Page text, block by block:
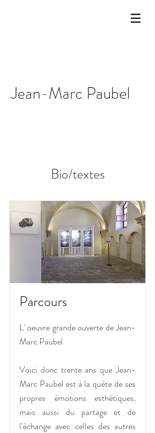
Jean-Marc Paubel
Bio/textes
Parcours
L' oeuvre grande ouverte de Jean-
Marc Paubel
Voici donc trente ans que Jean-
Marc Paubel est à la quête de ses
propres émotions esthétiques,
mais aussi du partage et de
l'échange avec celles des autres